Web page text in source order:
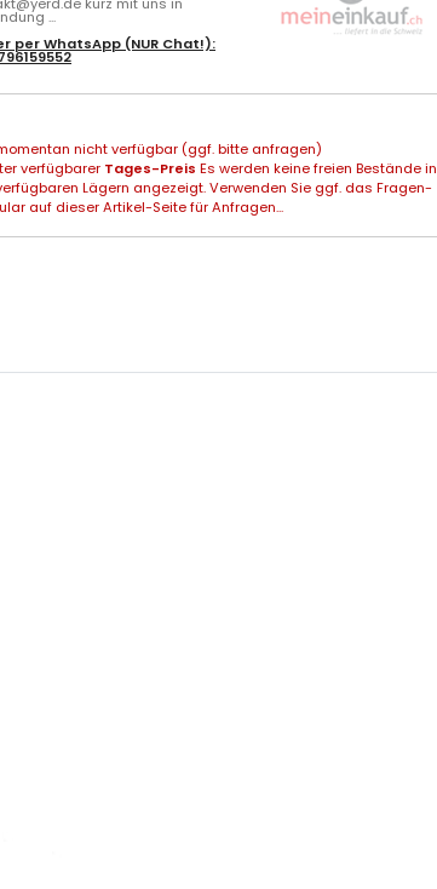
...
perWhatsApp (NUR Chat!):
nicht verfügbar (ggf. bitte anfragen)
verfügbarer Tages-Preis Es werden keine freien Bestände in
Lägern angezeigt. Verwenden Sie ggf. das Fragen-
auf dieser Artikel-Seite für Anfragen...